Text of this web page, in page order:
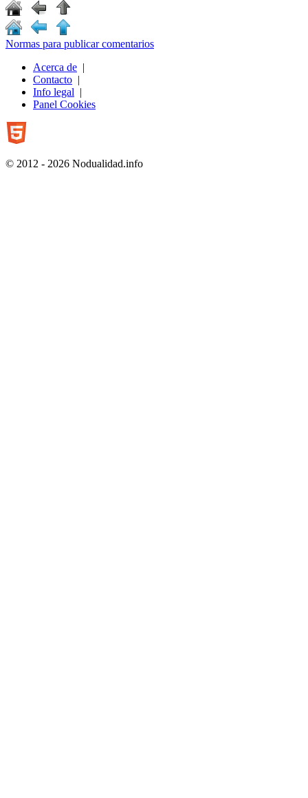
Normas para publicar comentarios
Acerca de |
Contacto |
Info legal |
Panel Cookies
© 2012 - 2026 Nodualidad.info